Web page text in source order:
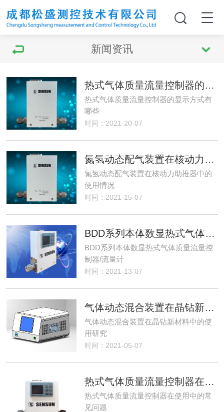
新闻资讯
热式气体质量流量控制器的显示方式有哪些
热式气体质量流量控制器的显示方式有
哪些
时间：2021-20-07
氮氢动态配气装置在核动力助推器中的使用情况
氮氢动态配气装置在核动力助推器中的
使用情况
时间：2021-15-07
BDD系列本体数显热式气体质量流量控制器/流量计
BDD系列本体数显热式气体质量流量控
制器/流量计
时间：2021-13-07
气体动态混合装置在晶钻新材料中的使用研究
气体动态混合装置在晶钻新材料中的使
用研究
时间：2021-05-07
热式气体质量流量控制器在使用中的常见问题
热式气体质量流量控制器在使用中的常
见问题